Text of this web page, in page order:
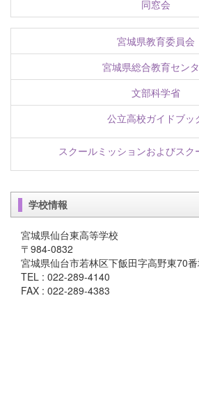
同窓会
宮城県教育委員会
宮城県総合教育セン
文部科学省
公立高校ガイドブッ
スクールミッションおよびスク
学校情報
宮城県仙台東高等学校
〒984-0832
宮城県仙台市若林区下飯田字高野東70
TEL : 022-289-4140
FAX : 022-289-4383